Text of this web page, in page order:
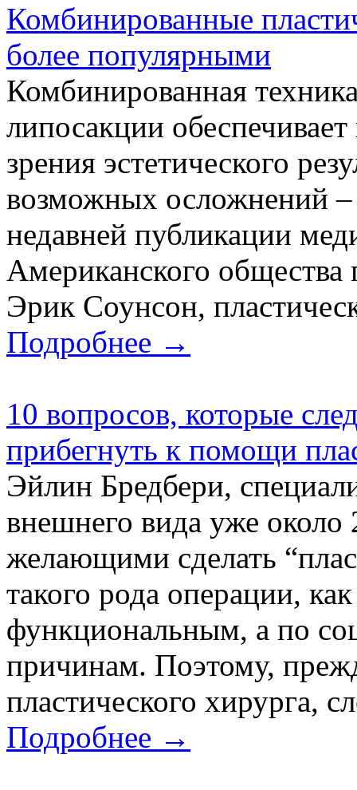
Комбинированные
более популярными
Комбинированная
липосакции
зрения эстетического
возможных осложнений
недавней публикации
Американского общества
Эрик Соунсон,
Подробнее →
10 вопросов, которые
прибегнуть к помощи
Эйлин Бредбери,
внешнего вида уже около
желающими сделать
такого рода операции,
функциональным, а по
причинам. Поэтому,
пластического хирурга,
Подробнее →